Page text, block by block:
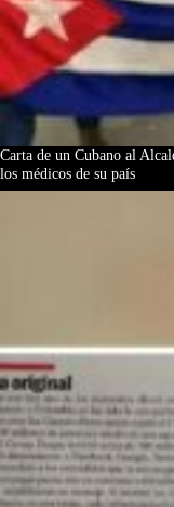
Carta de un Cubano al
los médicos de su país